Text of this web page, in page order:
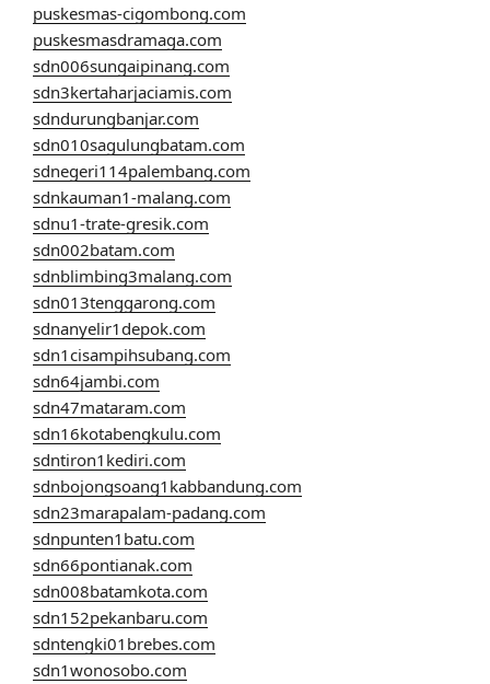
puskesmas-cigombong.com
puskesmasdramaga.com
sdn006sungaipinang.com
sdn3kertaharjaciamis.com
sdndurungbanjar.com
sdn010sagulungbatam.com
sdnegeri114palembang.com
sdnkauman1-malang.com
sdnu1-trate-gresik.com
sdn002batam.com
sdnblimbing3malang.com
sdn013tenggarong.com
sdnanyelir1depok.com
sdn1cisampihsubang.com
sdn64jambi.com
sdn47mataram.com
sdn16kotabengkulu.com
sdntiron1kediri.com
sdnbojongsoang1kabbandung.com
sdn23marapalam-padang.com
sdnpunten1batu.com
sdn66pontianak.com
sdn008batamkota.com
sdn152pekanbaru.com
sdntengki01brebes.com
sdn1wonosobo.com